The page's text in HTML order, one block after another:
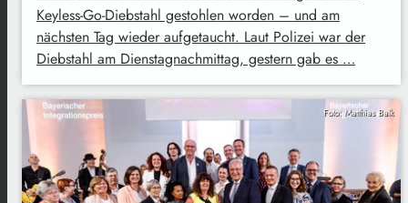
Keyless-Go-Diebstahl gestohlen worden – und am
nächsten Tag wieder aufgetaucht. Laut Polizei war der
Diebstahl am Dienstagnachmittag, gestern gab es …
Foto: Matthias Balk